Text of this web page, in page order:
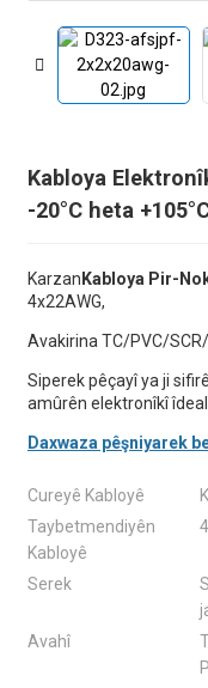
Kabloya
-20°C heta
Karzan Kabloya Pir-
4x22AWG,
Avakirina TC/PVC/SCR/
Siperek pêçayî ya ji
amûrên elektronîkî îdeal
Daxwaza pêşniyarek
Cureyê Kabloyê
Taybetmendiyên
Kabloyê
Serek
Avahî